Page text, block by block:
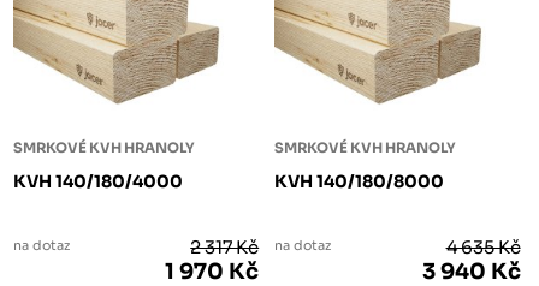
SMRKOVÉ KVH HRANOLY
KVH 140/180/4000
na dotaz 2 317 Kč
1 970 Kč
SMRKOVÉ KVH HRANOLY
KVH 140/180/8000
na dotaz 4 635 Kč
3 940 Kč